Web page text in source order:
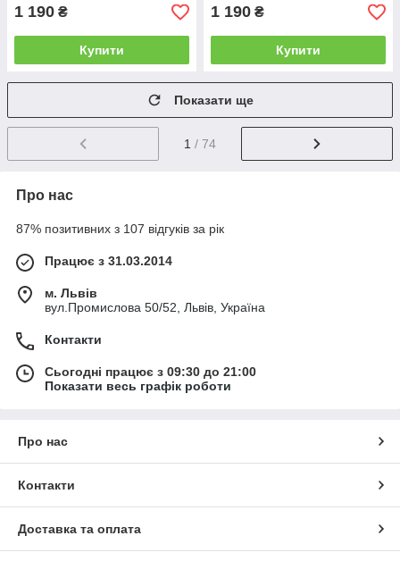
1 190 ₴
Купити
1 190 ₴
Купити
Показати ще
1 / 74
Про нас
87% позитивних з 107 відгуків за рік
Працює з 31.03.2014
м. Львів
вул.Промислова 50/52, Львів, Україна
Контакти
Сьогодні працює з 09:30 до 21:00
Показати весь графік роботи
Про нас
Контакти
Доставка та оплата